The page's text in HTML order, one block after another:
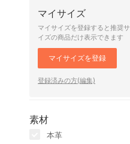
マイサイズ
マイサイズを登録すると推奨サ
イズの商品だけ表示できます
マイサイズを登録
登録済みの方(編集)
素材
本革